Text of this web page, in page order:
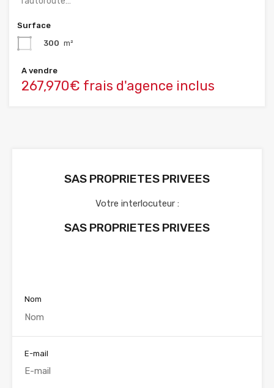
Surface
300 m²
A vendre
267,970€ frais d'agence inclus
SAS PROPRIETES PRIVEES
Votre interlocuteur :
SAS PROPRIETES PRIVEES
Nom
E-mail